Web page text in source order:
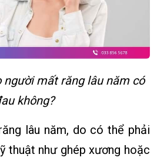
người mất răng lâu năm có
không?
lâu năm, do có thể phải
thuật như ghép xương hoặc